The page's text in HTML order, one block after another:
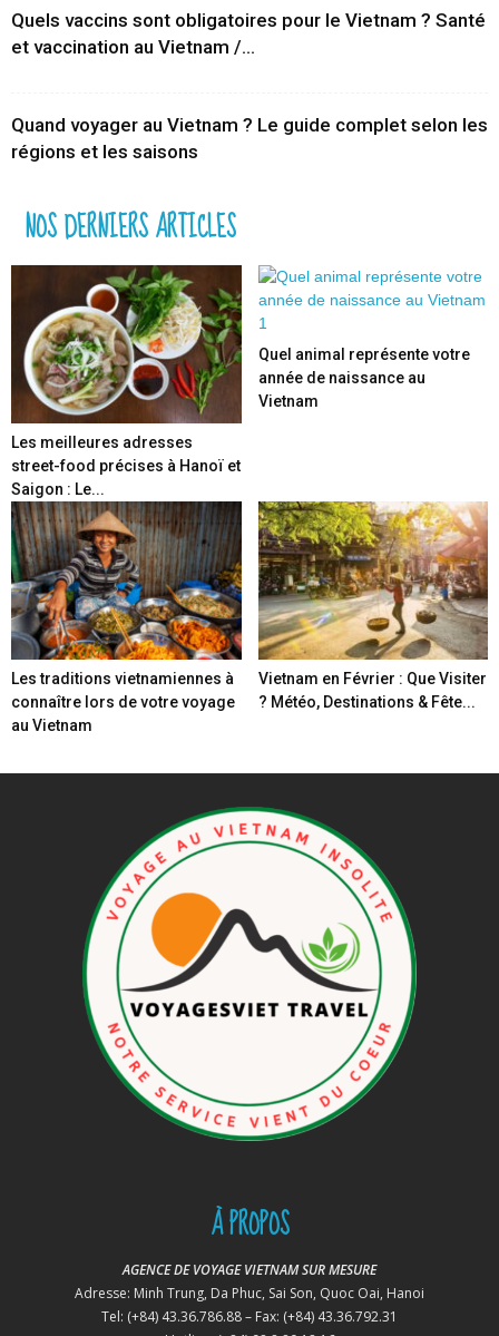
Quels vaccins sont obligatoires pour le Vietnam ? Santé
et vaccination au Vietnam /...
Quand voyager au Vietnam ? Le guide complet selon les
régions et les saisons
NOS DERNIERS ARTICLES
Les meilleures adresses
street-food précises à Hanoï et
Saigon : Le...
Quel animal représente votre
année de naissance au
Vietnam
Les traditions vietnamiennes à
connaître lors de votre voyage
au Vietnam
Vietnam en Février : Que Visiter
? Météo, Destinations & Fête...
À PROPOS
AGENCE DE VOYAGE VIETNAM SUR MESURE
Adresse: Minh Trung, Da Phuc, Sai Son, Quoc Oai, Hanoi
Tel: (+84) 43.36.786.88 – Fax: (+84) 43.36.792.31